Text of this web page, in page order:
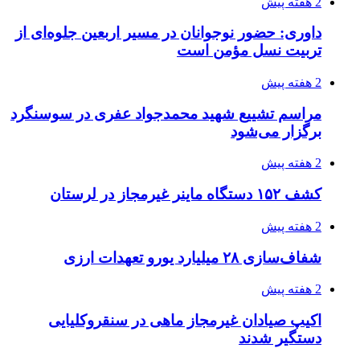
داوری: حضور نوجوانان در مسیر اربعین جلوه‌ای از
تربیت نسل مؤمن است
2 هفته پیش
مراسم تشییع شهید محمدجواد عفری در سوسنگرد
برگزار می‌شود
2 هفته پیش
کشف ۱۵۲ دستگاه ماینر غیرمجاز در لرستان
2 هفته پیش
شفاف‌سازی ۲۸ میلیارد یورو تعهدات ارزی
2 هفته پیش
اکیپ صیادان غیرمجاز ماهی در سنقروکلیایی
دستگیر شدند